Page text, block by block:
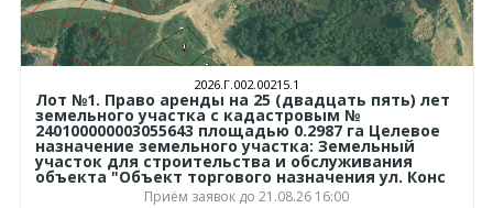
2026.Г.002.00215.1
Лот №1. Право аренды на 25 (двадцать пять) лет
земельного участка с кадастровым №
240100000003055643 площадью 0.2987 га Целевое
назначение земельного участка: Земельный
участок для строительства и обслуживания
объекта "Объект торгового назначения ул. Конс
Приём заявок до 21.08.26 16:00